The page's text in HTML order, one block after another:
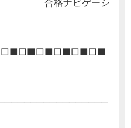
ゲーシ